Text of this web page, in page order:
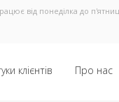
від понеділка до
клієнтів Про нас